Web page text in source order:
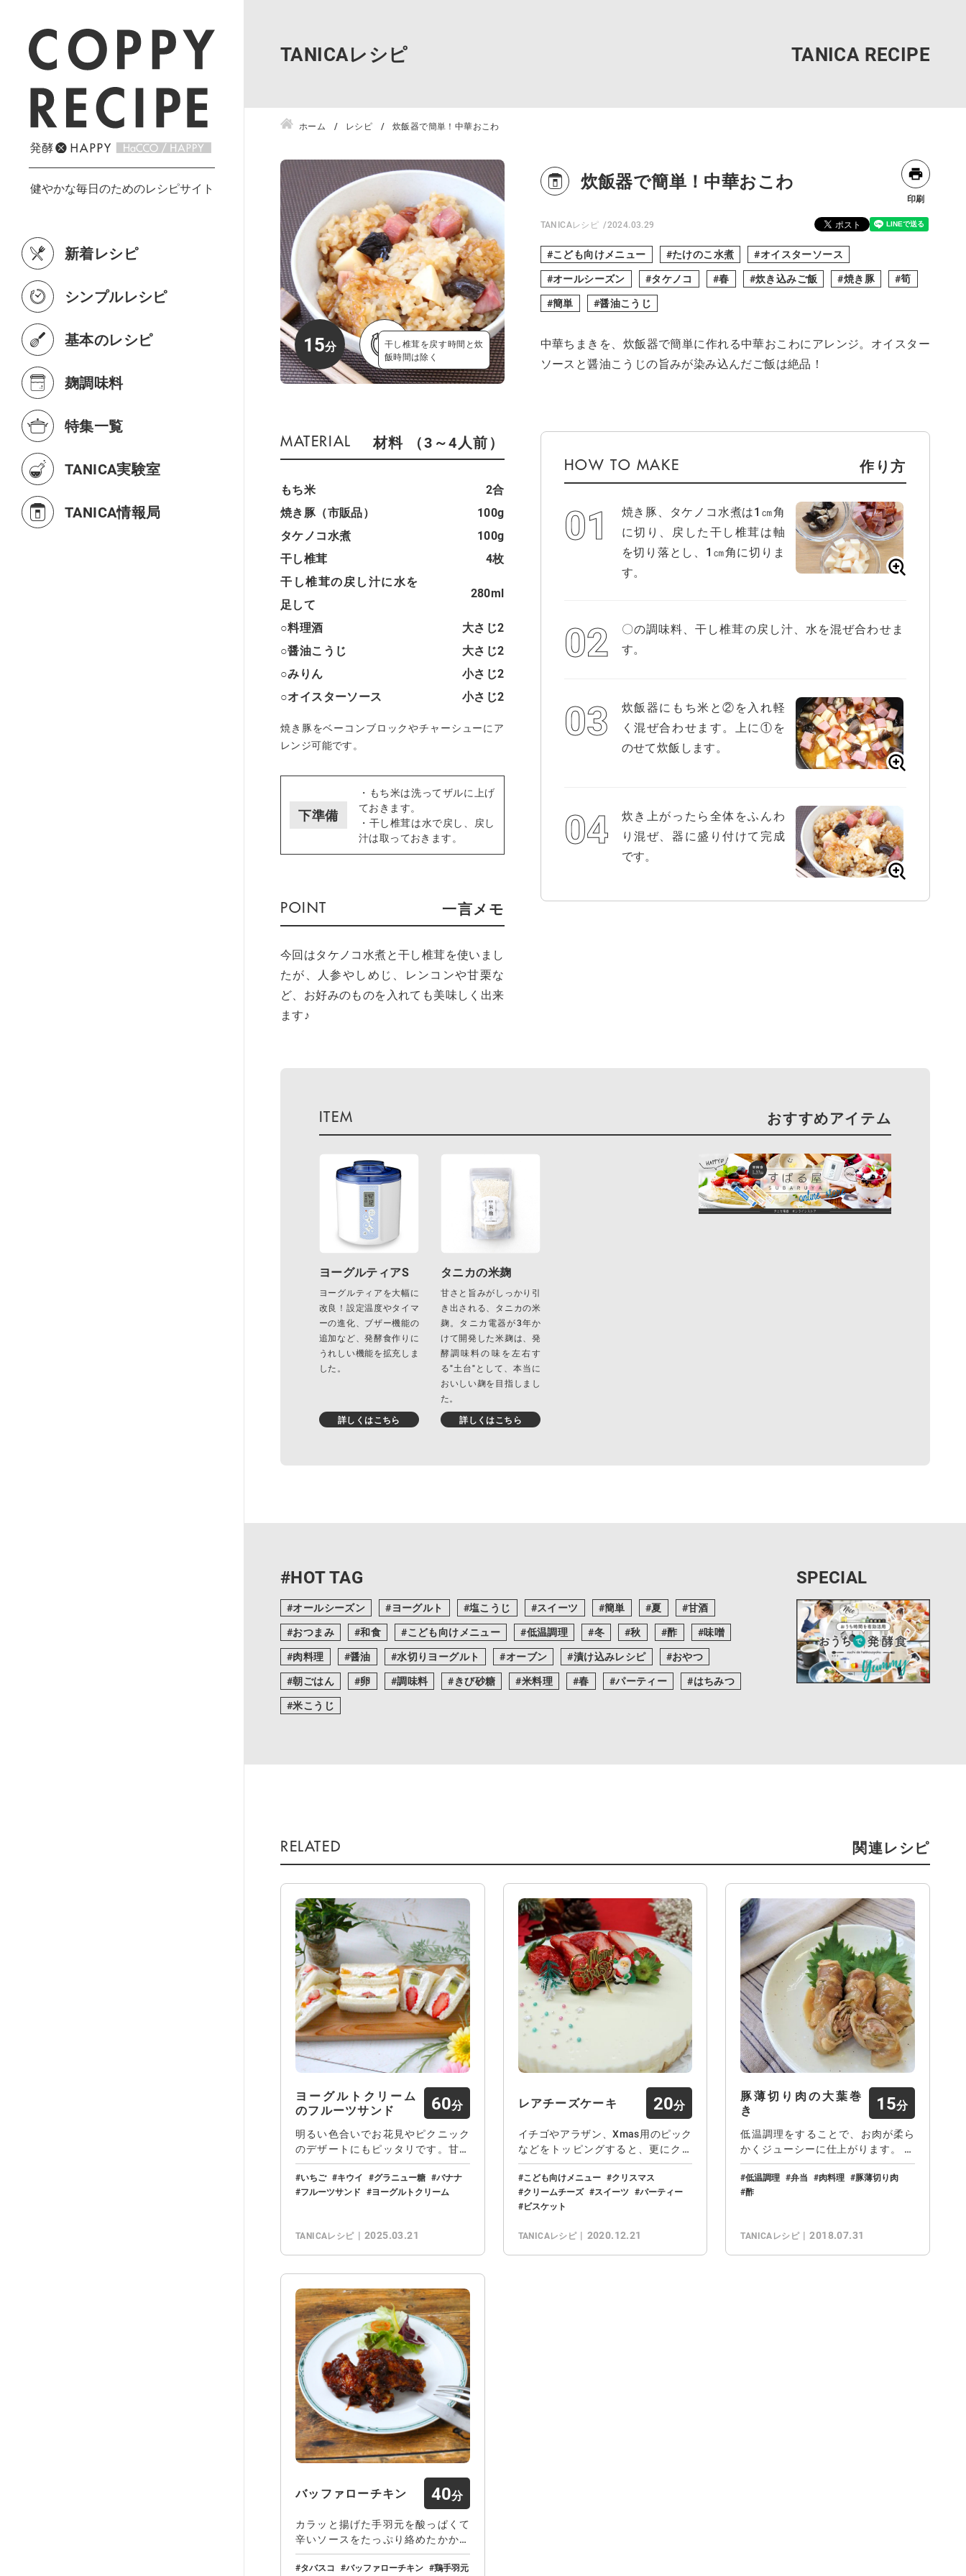
新着レシピ
シンプルレシピ
基本のレシピ
麹調味料
特集一覧
TANICA実験室
TANICA情報局
TANICAレシピ
ホーム レシピ 炊飯器で簡単！中華おこわ
15
干し椎茸を戻す時間と炊
飯時間は除く
炊飯器で簡単！中華おこわ
印刷
TANICAレシピ 2024.03.29
こども向けメニュー たけのこ水煮
オイスターソース
オールシーズン
タケノコ 春 炊き込みご飯 焼き豚
筍
簡単
醤油こうじ
中華ちまきを、炊飯器で簡単に作れる中華おこわにアレンジ。オイスター
ソースと醤油こうじの旨みが染み込んだご飯は絶品！
材料 （3～4人前）
もち米
2合
焼き豚（市販品）
100g
タケノコ水煮
100g
干し椎茸
4枚
干し椎茸の戻し汁に水を
足して
280ml
○料理酒
大さじ2
○醤油こうじ
大さじ2
○みりん
小さじ2
○オイスターソース
小さじ2
焼き豚をベーコンブロックやチャーシューにア
レンジ可能です。
下準備
・もち米は洗ってザルに上げ
ておきます。
・干し椎茸は水で戻し、戻し
汁は取っておきます。
一言メモ
今回はタケノコ水煮と干し椎茸を使いまし
たが、人参やしめじ、レンコンや甘栗な
ど、お好みのものを入れても美味しく出来
ます♪
作り方
焼き豚、タケノコ水煮は1㎝角
に切り、戻した干し椎茸は軸
を切り落とし、1㎝角に切りま
す。
〇の調味料、干し椎茸の戻し汁、水を混ぜ合わせま
す。
炊飯器にもち米と②を入れ軽
く混ぜ合わせます。上に①を
のせて炊飯します。
炊き上がったら全体をふんわ
り混ぜ、器に盛り付けて完成
です。
おすすめアイテム
ヨーグルティアS
ヨーグルティアを大幅に
改良！設定温度やタイマ
ーの進化、ブザー機能の
追加など、発酵食作りに
うれしい機能を拡充しま
した。
詳しくはこちら
タニカの米麹
甘さと旨みがしっかり引
き出される、タニカの米
麹。タニカ電器が3年か
けて開発した米麹は、発
酵調味料の味を左右す
る"土台"として、本当に
おいしい麹を目指しまし
た。
詳しくはこちら
#HOT TAG
オールシーズン ヨーグルト 塩こうじ スイーツ 簡単 夏
甘酒
おつまみ
和食 こども向けメニュー 低温調理 冬 秋 酢
味噌
肉料理
醤油 水切りヨーグルト オーブン 漬け込みレシピ
おやつ
朝ごはん
卵 調味料 きび砂糖 米料理 春 パーティー
はちみつ
米こうじ
SPECIAL
関連レシピ
ヨーグルトクリーム
のフルーツサンド
60
明るい色合いでお花見やピクニック
のデザートにもピッタリです。甘さ
控えめのヨーグル…
いちご キウイ グラニュー糖
バナナ
フルーツサンド
ヨーグルトクリーム
TANICAレシピ 2025.03.21
レアチーズケーキ 20
イチゴやアラザン、Xmas用のピック
などをトッピングすると、更にクリ
スマスムード…
こども向けメニュー
クリスマス
クリームチーズ
スイーツ
パーティー
ビスケット
TANICAレシピ 2020.12.21
豚薄切り肉の大葉巻
き
15
低温調理をすることで、お肉が柔ら
かくジューシーに仕上がります。 甘
辛いタレと豚…
低温調理 弁当 肉料理
豚薄切り肉
酢
TANICAレシピ 2018.07.31
バッファローチキン 40
カラッと揚げた手羽元を酸っぱくて
辛いソースをたっぷり絡めたかかっ
たアメリカ発祥の…
タバスコ バッファローチキン 鶏手羽元